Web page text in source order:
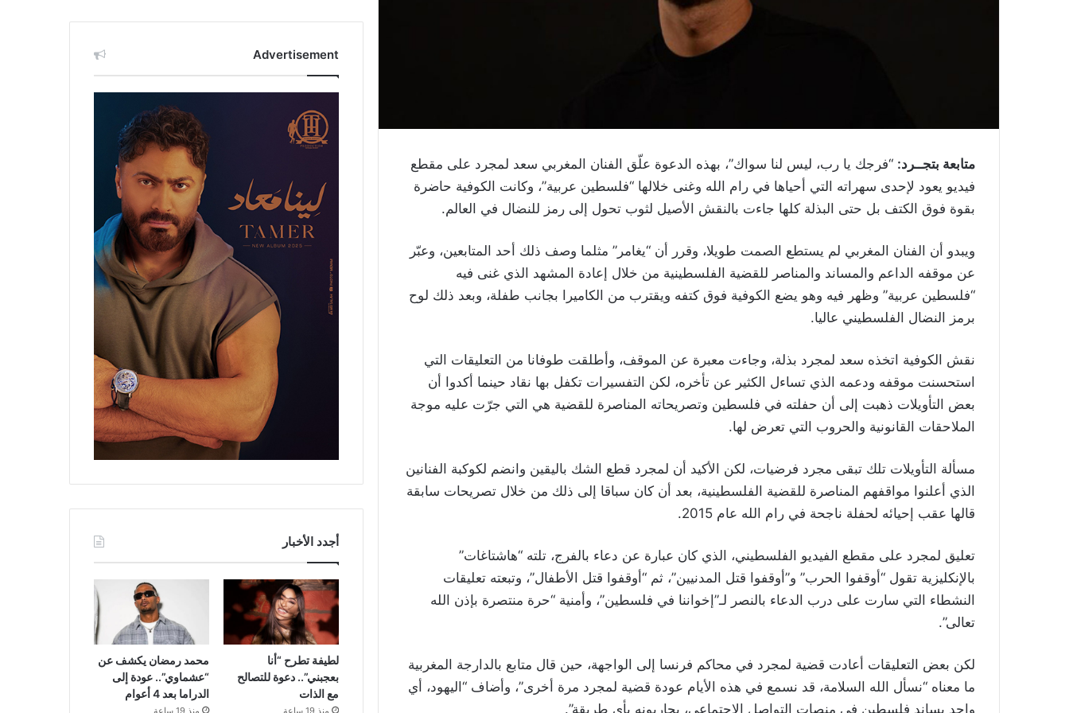
متابعة بتجــرد: “فرجك يا رب، ليس لنا سواك”، بهذه الدعوة علّق الفنان المغربي سعد لمجرد على مقطع
فيديو يعود لإحدى سهراته التي أحياها في رام الله وغنى خلالها “فلسطين عربية”، وكانت الكوفية حاضرة
بقوة فوق الكتف بل حتى البذلة كلها جاءت بالنقش الأصيل لثوب تحول إلى رمز للنضال في العالم.
ويبدو أن الفنان المغربي لم يستطع الصمت طويلا، وقرر أن “يغامر” مثلما وصف ذلك أحد المتابعين، وعبّر
عن موقفه الداعم والمساند والمناصر للقضية الفلسطينية من خلال إعادة المشهد الذي غنى فيه
“فلسطين عربية” وظهر فيه وهو يضع الكوفية فوق كتفه ويقترب من الكاميرا بجانب طفلة، وبعد ذلك لوح
برمز النضال الفلسطيني عاليا.
نقش الكوفية اتخذه سعد لمجرد بذلة، وجاءت معبرة عن الموقف، وأطلقت طوفانا من التعليقات التي
استحسنت موقفه ودعمه الذي تساءل الكثير عن تأخره، لكن التفسيرات تكفل بها نقاد حينما أكدوا أن
بعض التأويلات ذهبت إلى أن حفلته في فلسطين وتصريحاته المناصرة للقضية هي التي جرّت عليه موجة
الملاحقات القانونية والحروب التي تعرض لها.
مسألة التأويلات تلك تبقى مجرد فرضيات، لكن الأكيد أن لمجرد قطع الشك باليقين وانضم لكوكبة الفنانين
الذي أعلنوا مواقفهم المناصرة للقضية الفلسطينية، بعد أن كان سباقا إلى ذلك من خلال تصريحات سابقة
قالها عقب إحيائه لحفلة ناجحة في رام الله عام 2015.
تعليق لمجرد على مقطع الفيديو الفلسطيني، الذي كان عبارة عن دعاء بالفرج، تلته “هاشتاغات”
بالإنكليزية تقول “أوقفوا الحرب” و”أوقفوا قتل المدنيين”، ثم “أوقفوا قتل الأطفال”، وتبعته تعليقات
النشطاء التي سارت على درب الدعاء بالنصر لـ”إخواننا في فلسطين”، وأمنية “حرة منتصرة بإذن الله
تعالى”.
لكن بعض التعليقات أعادت قضية لمجرد في محاكم فرنسا إلى الواجهة، حين قال متابع بالدارجة المغربية
ما معناه “نسأل الله السلامة، قد نسمع في هذه الأيام عودة قضية لمجرد مرة أخرى”، وأضاف “اليهود، أي
واحد يساند فلسطين في منصات التواصل الاجتماعي، يحاربونه بأي طريقة”.
Advertisement
أجدد الأخبار
لطيفة تطرح “أنا
بعجبني”.. دعوة للتصالح
مع الذات
منذ 19 ساعة
محمد رمضان يكشف عن
“عشماوي”.. عودة إلى
الدراما بعد 4 أعوام
منذ 19 ساعة